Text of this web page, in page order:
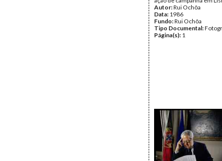
Autor:Rui Ochôa
Data: 1986
Fundo:Rui Ochôa
Tipo Documental:
Página(s): 1